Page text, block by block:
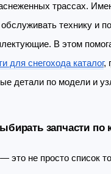
трассах.
технику и
В этом
для снегохода каталог,
детали по модели и
запчасти по
— это не просто список